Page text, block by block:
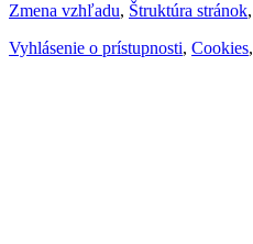
Zmena vzhľadu, Štruktúra stránok,
Vyhlásenie o prístupnosti, Cookies,